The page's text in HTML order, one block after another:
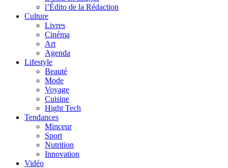
l’Édito de la Rédaction
Culture
Livres
Cinéma
Art
Agenda
Lifestyle
Beauté
Mode
Voyage
Cuisine
Hight Tech
Tendances
Minceur
Sport
Nutrition
Innovation
Vidéo